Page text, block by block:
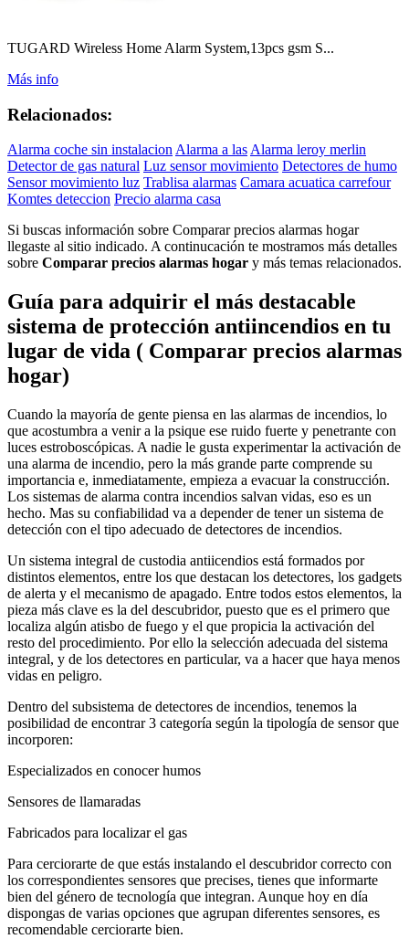
TUGARD Wireless Home Alarm System,13pcs gsm S...
Más info
Relacionados:
Alarma coche sin instalacion Alarma a las Alarma leroy merlin
Detector de gas natural Luz sensor movimiento Detectores de humo
Sensor movimiento luz Trablisa alarmas Camara acuatica carrefour
Komtes deteccion Precio alarma casa
Si buscas información sobre Comparar precios alarmas hogar
llegaste al sitio indicado. A continucación te mostramos más detalles
sobre Comparar precios alarmas hogar y más temas relacionados.
Guía para adquirir el más destacable
sistema de protección antiincendios en tu
lugar de vida ( Comparar precios alarmas
hogar)
Cuando la mayoría de gente piensa en las alarmas de incendios, lo
que acostumbra a venir a la psique ese ruido fuerte y penetrante con
luces estroboscópicas. A nadie le gusta experimentar la activación de
una alarma de incendio, pero la más grande parte comprende su
importancia e, inmediatamente, empieza a evacuar la construcción.
Los sistemas de alarma contra incendios salvan vidas, eso es un
hecho. Mas su confiabilidad va a depender de tener un sistema de
detección con el tipo adecuado de detectores de incendios.
Un sistema integral de custodia antiicendios está formados por
distintos elementos, entre los que destacan los detectores, los gadgets
de alerta y el mecanismo de apagado. Entre todos estos elementos, la
pieza más clave es la del descubridor, puesto que es el primero que
localiza algún atisbo de fuego y el que propicia la activación del
resto del procedimiento. Por ello la selección adecuada del sistema
integral, y de los detectores en particular, va a hacer que haya menos
vidas en peligro.
Dentro del subsistema de detectores de incendios, tenemos la
posibilidad de encontrar 3 categoría según la tipología de sensor que
incorporen:
Especializados en conocer humos
Sensores de llamaradas
Fabricados para localizar el gas
Para cerciorarte de que estás instalando el descubridor correcto con
los correspondientes sensores que precises, tienes que informarte
bien del género de tecnología que integran. Aunque hoy en día
dispongas de varias opciones que agrupan diferentes sensores, es
recomendable cerciorarte bien.